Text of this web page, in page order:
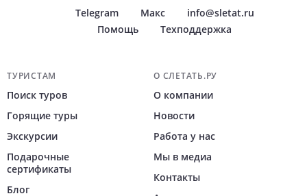
Telegram Макс
info@sletat.ru
Помощь
Техподдержка
Навигация по сайту
ТУРИСТАМ
Поиск туров
Горящие туры
Экскурсии
Подарочные
сертификаты
Блог
О СЛЕТАТЬ.РУ
О компании
Новости
Работа у нас
Мы в медиа
Контакты